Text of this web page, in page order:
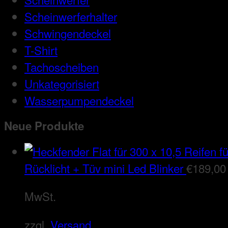
Scheinwerferhalter
Schwingendeckel
T-Shirt
Tachoscheiben
Unkategorisiert
Wasserpumpendeckel
Neue Produkte
Rücklicht + Tüv mini Led Blinker€189,00
MwSt.
zzgl. Versand